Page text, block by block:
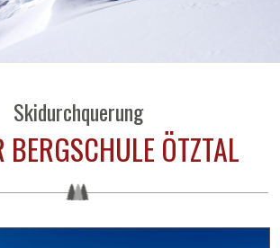
Skidurchquerung
BERGSCHULE ÖTZTAL